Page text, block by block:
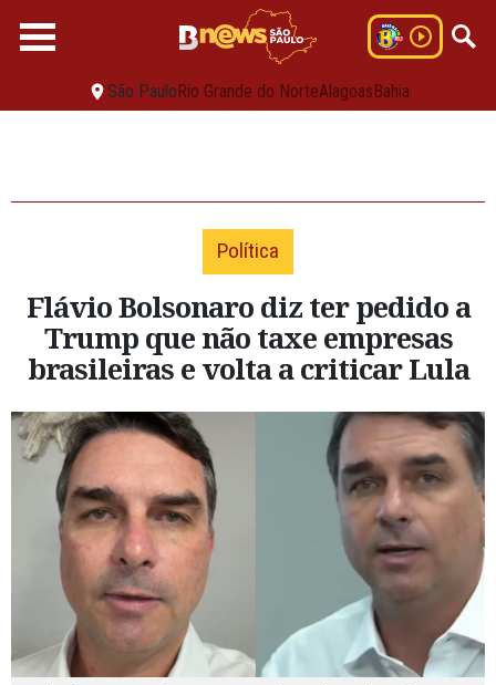
São PauloRio Grande do NorteAlagoasBahia
Política
Flávio Bolsonaro diz ter pedido a
Trump que não taxe empresas
brasileiras e volta a criticar Lula